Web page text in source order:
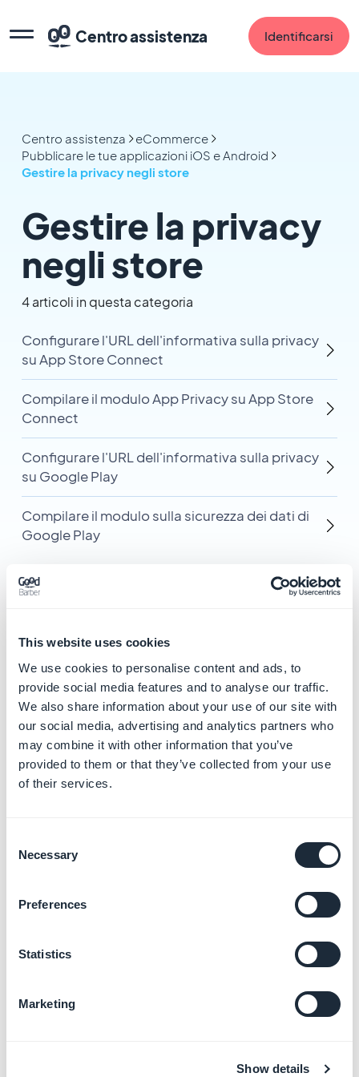
This website uses cookies
We use cookies to personalise content and ads, to
provide social media features and to analyse our traffic.
We also share information about your use of our site with
our social media, advertising and analytics partners who
may combine it with other information that you’ve
provided to them or that they’ve collected from your use
of their services.
Selection
Necessary
Preferences
Statistics
Marketing
Show details
Centro assistenza Identificarsi
Centro assistenza
eCommerce
Pubblicare le tue applicazioni iOS e Android
Gestire la privacy negli store
Gestire la privacy
negli store
4 articoli in questa categoria
Configurare l'URL dell'informativa sulla privacy
su App Store Connect
Compilare il modulo App Privacy su App Store
Connect
Configurare l'URL dell'informativa sulla privacy
su Google Play
Compilare il modulo sulla sicurezza dei dati di
Google Play
Categorie correlate
Pubblicare la tua App iOS in
Solo
Per saperne di più→
Per saperne di più